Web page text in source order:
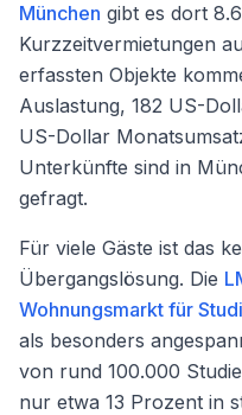
München gibt es dort
Kurzzeitvermietungen
erfassten Objekte
Auslastung, 182 US-
US-Dollar
Unterkünfte sind in
gefragt.
Für viele Gäste ist das
Übergangslösung. Die
Wohnungsmarkt für
als besonders
von rund 100.000
nur etwa 13 Prozent in